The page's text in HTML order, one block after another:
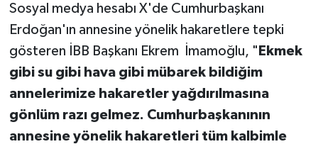
Sosyal medya hesabı X'de Cumhurbaşkanı
Erdoğan'ın annesine yönelik hakaretlere tepki
gösteren İBB Başkanı Ekrem İmamoğlu, " Ekmek
gibi su gibi hava gibi mübarek bildiğim
annelerimize hakaretler yağdırılmasına
gönlüm razı gelmez. Cumhurbaşkanının
annesine yönelik hakaretleri tüm kalbimle